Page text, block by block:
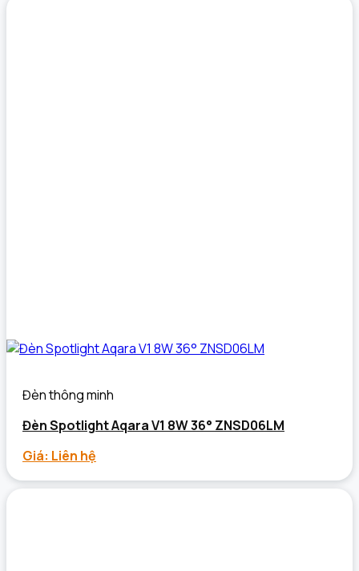
Đèn thông minh
Đèn Spotlight Aqara V1 8W 36° ZNSD06LM
Giá: Liên hệ